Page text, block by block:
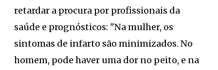
retardar a procura por profissionais da
saúde e prognósticos: "Na mulher, os
sintomas de infarto são minimizados. No
homem, pode haver uma dor no peito, e na